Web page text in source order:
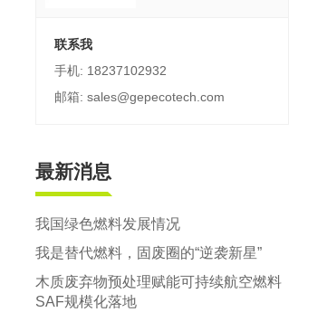
联系我
手机: 18237102932
邮箱: sales@gepecotech.com
最新消息
我国绿色燃料发展情况
我是替代燃料，固废圈的“逆袭新星”
木质废弃物预处理赋能可持续航空燃料
SAF规模化落地